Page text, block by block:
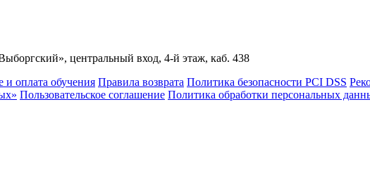
центральный вход, 4-й этаж, каб. 438
оплата обучения Правила возврата Политика безопасности PCI DSS
Пользовательское соглашение Политика обработки персональных